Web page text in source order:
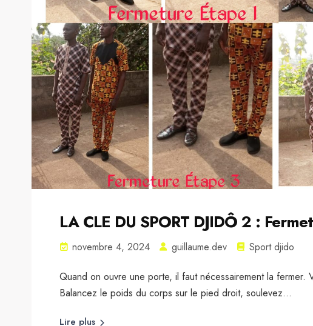
LA CLE DU SPORT DJIDÔ 2 :
novembre 4, 2024 guillaume.dev Sport djido
Quand on ouvre une porte, il faut nécessairement la
Balancez le poids du corps sur le pied droit, soulevez...
Lire plus